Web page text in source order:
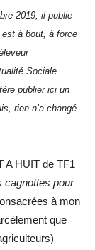
2019, il publie
à bout, à force
Sociale
publier ici un
rien n’a changé
A HUIT de TF1
cagnottes pour
à mon
que